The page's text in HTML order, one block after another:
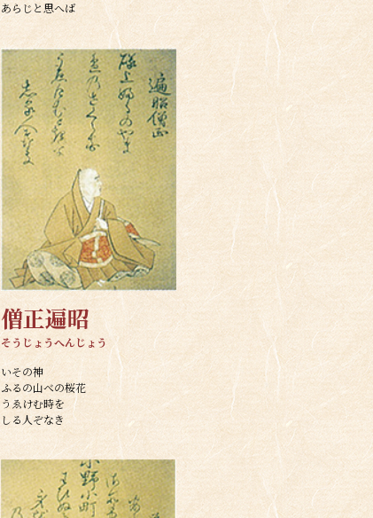
あらじと思へば
僧正遍昭
そうじょうへんじょう
いその神
ふるの山べの桜花
うゑけむ時を
しる人ぞなき